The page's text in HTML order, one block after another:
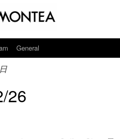
General
26